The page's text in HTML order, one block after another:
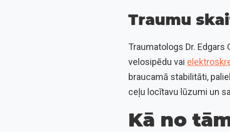
Traumu
Traumatologs Dr.
velosipēdu vai
braucamā stabilitāti,
ceļu locītavu lūzumi un
Kā no